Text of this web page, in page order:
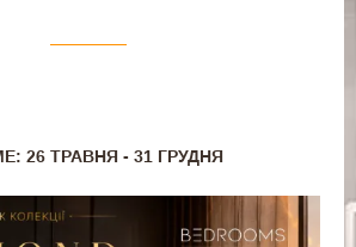
26 ТРАВНЯ - 31 ГРУДНЯ